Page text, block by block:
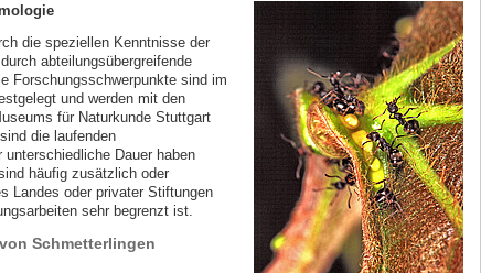
die speziellen Kenntnisse der
abteilungsübergreifende
Forschungsschwerpunkte sind im
und werden mit den
für Naturkunde Stuttgart
die laufenden
Dauer haben
häufig zusätzlich oder
Landes oder privater Stiftungen
sehr begrenzt ist.
Schmetterlingen